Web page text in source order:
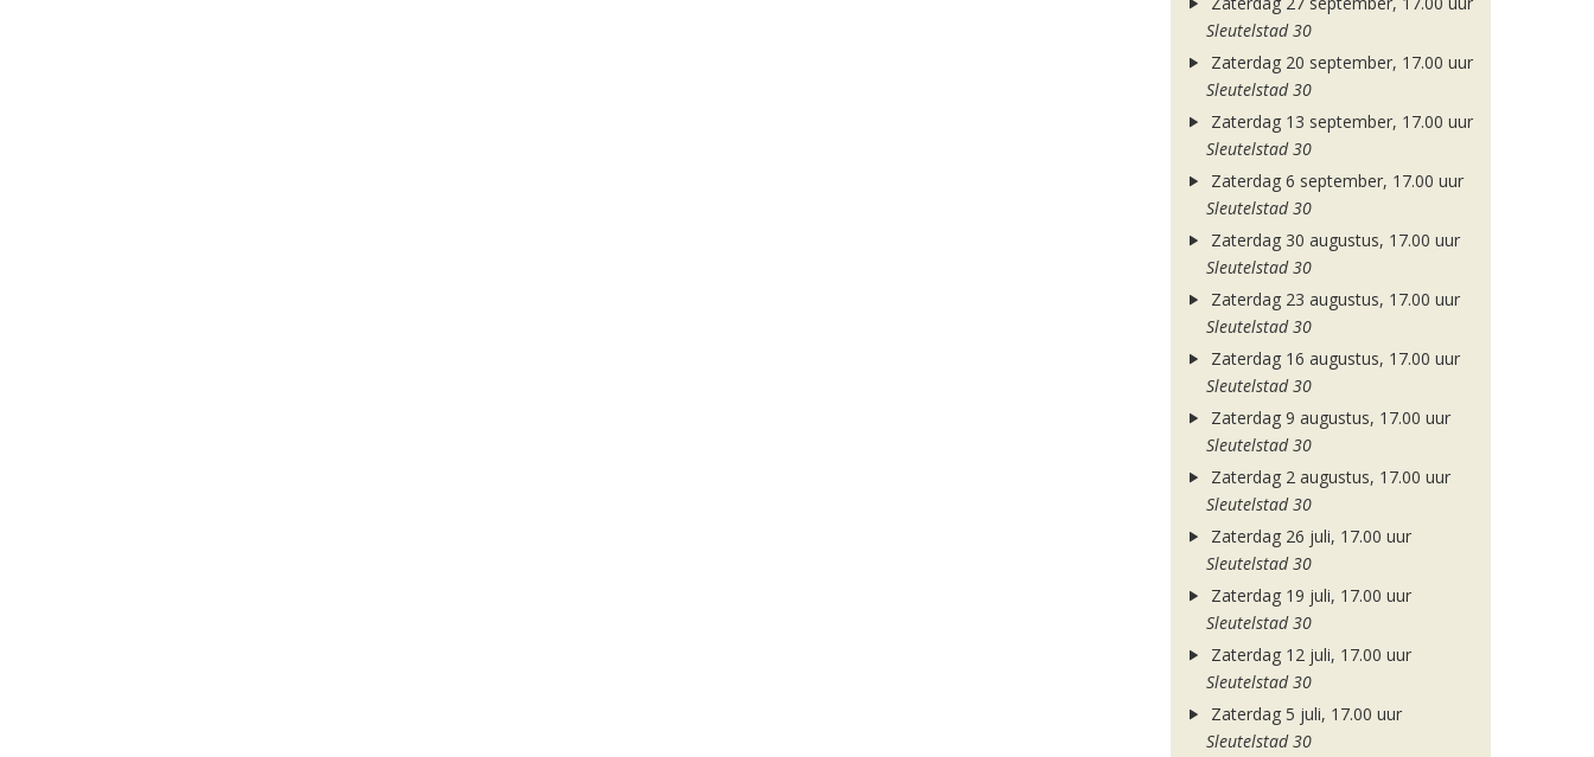
Sleutelstad 30
Zaterdag 20 september, 17.00 uur
Sleutelstad 30
Zaterdag 13 september, 17.00 uur
Sleutelstad 30
Zaterdag 6 september, 17.00 uur
Sleutelstad 30
Zaterdag 30 augustus, 17.00 uur
Sleutelstad 30
Zaterdag 23 augustus, 17.00 uur
Sleutelstad 30
Zaterdag 16 augustus, 17.00 uur
Sleutelstad 30
Zaterdag 9 augustus, 17.00 uur
Sleutelstad 30
Zaterdag 2 augustus, 17.00 uur
Sleutelstad 30
Zaterdag 26 juli, 17.00 uur
Sleutelstad 30
Zaterdag 19 juli, 17.00 uur
Sleutelstad 30
Zaterdag 12 juli, 17.00 uur
Sleutelstad 30
Zaterdag 5 juli, 17.00 uur
Sleutelstad 30